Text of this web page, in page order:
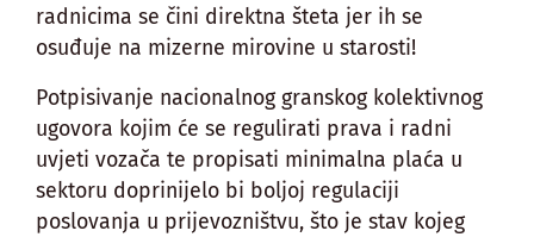
radnicima se čini direktna šteta jer ih se
osuđuje na mizerne mirovine u starosti!
Potpisivanje nacionalnog granskog kolektivnog
ugovora kojim će se regulirati prava i radni
uvjeti vozača te propisati minimalna plaća u
sektoru doprinijelo bi boljoj regulaciji
poslovanja u prijevozništvu, što je stav kojeg